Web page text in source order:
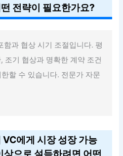
전략이 필요한가요?
함과 협상 시기 조절입니다. 평
조기 협상과 명확한 계약 조건
할 수 있습니다. 전문가 자문
에게 시장 성장 가능